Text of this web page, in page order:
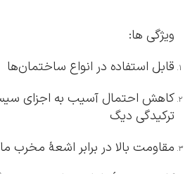
ویژگی ها:
قابل استفاده در انواع ساختمان‌ها
کاهش احتمال آسیب به اجزای
ترکیدگی دیگ
مقاومت بالا در برابر اشعۀ مخرب